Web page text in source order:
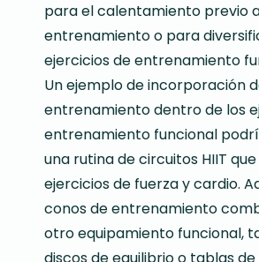
para el calentamiento previo
entrenamiento o para
ejercicios de entrenamiento
Un ejemplo de incorporación
entrenamiento dentro de los
entrenamiento funcional
una rutina de circuitos HIIT
ejercicios de fuerza y cardio.
conos de entrenamiento
otro equipamiento funcional,